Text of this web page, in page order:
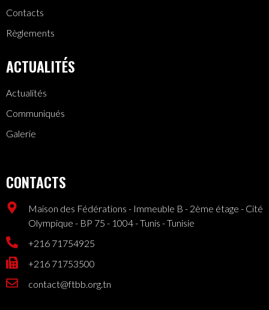
Contacts
Règlements
ACTUALITÉS
Actualités
Communiqués
Galerie
CONTACTS
Maison des Fédérations - Immeuble B - 2ème étage - Cité
Olympique - BP 75 - 1004 - Tunis - Tunisie
+216 71754925
+216 71753500
contact@ftbb.org.tn